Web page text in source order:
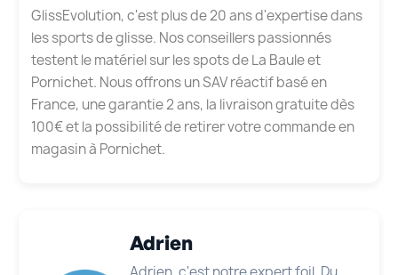
GlissEvolution, c'est plus de 20 ans d'expertise dans
les sports de glisse. Nos conseillers passionnés
testent le matériel sur les spots de La Baule et
Pornichet. Nous offrons un SAV réactif basé en
France, une garantie 2 ans, la livraison gratuite dès
100€ et la possibilité de retirer votre commande en
magasin à Pornichet.
Adrien